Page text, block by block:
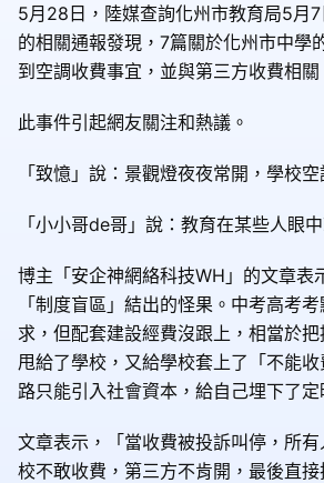
5月28日，陸媒查詢化州市教育局5月
的相關通報發現，7篇關於化州市中學
到空調收費事宜，並與第三方收費相關
此事件引起網友關注和熱議。
「致憶」說：景觀燈夜夜常開，學校
「小小哥de哥」說：教育在某些人眼
博主「安企神網絡科技WH」的文章表
「制度盲區」結出的怪果。中考高考
求，但配套建設經費沒跟上，相當於
甩給了學校，又給學校套上了「不能
路只能引入社會資本，給自己埋下了定
文章表示，「當收費被投訴叫停，所
校不敢收費，第三方不肯開，最後直接